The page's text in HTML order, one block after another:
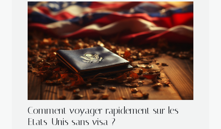
Comment voyager rapidement sur les
Etats-Unis sans visa ?